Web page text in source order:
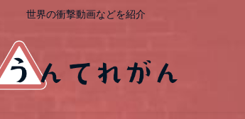
世界の衝撃動画などを紹介